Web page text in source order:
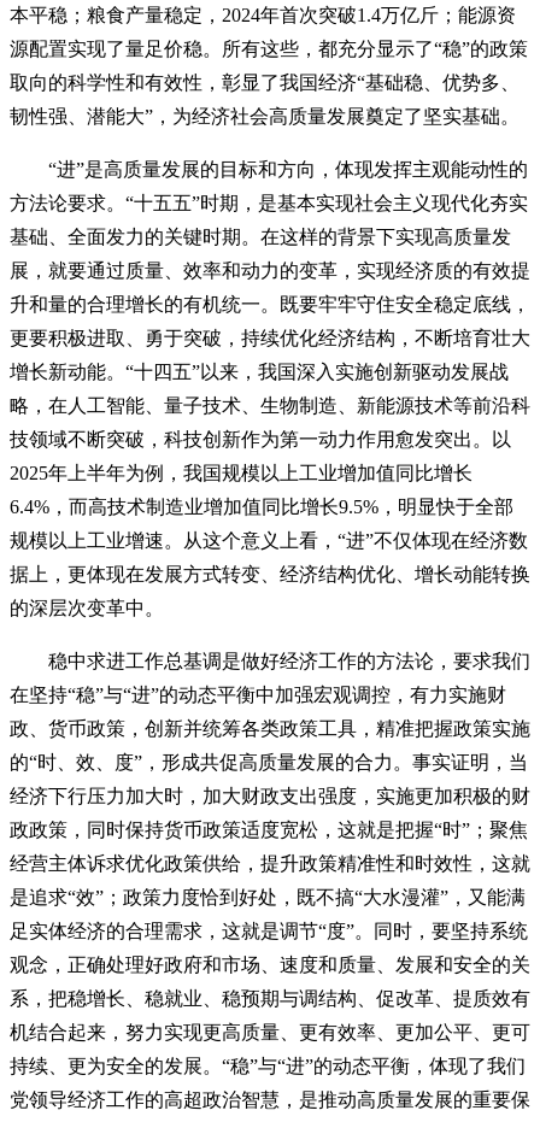
本平稳；粮食产量稳定，2024年首次突破1.4万亿斤；能源资
源配置实现了量足价稳。所有这些，都充分显示了“稳”的政策
取向的科学性和有效性，彰显了我国经济“基础稳、优势多、
韧性强、潜能大”，为经济社会高质量发展奠定了坚实基础。
“进”是高质量发展的目标和方向，体现发挥主观能动性的
方法论要求。“十五五”时期，是基本实现社会主义现代化夯实
基础、全面发力的关键时期。在这样的背景下实现高质量发
展，就要通过质量、效率和动力的变革，实现经济质的有效提
升和量的合理增长的有机统一。既要牢牢守住安全稳定底线，
更要积极进取、勇于突破，持续优化经济结构，不断培育壮大
增长新动能。“十四五”以来，我国深入实施创新驱动发展战
略，在人工智能、量子技术、生物制造、新能源技术等前沿科
技领域不断突破，科技创新作为第一动力作用愈发突出。以
2025年上半年为例，我国规模以上工业增加值同比增长
6.4%，而高技术制造业增加值同比增长9.5%，明显快于全部
规模以上工业增速。从这个意义上看，“进”不仅体现在经济数
据上，更体现在发展方式转变、经济结构优化、增长动能转换
的深层次变革中。
稳中求进工作总基调是做好经济工作的方法论，要求我们
在坚持“稳”与“进”的动态平衡中加强宏观调控，有力实施财
政、货币政策，创新并统筹各类政策工具，精准把握政策实施
的“时、效、度”，形成共促高质量发展的合力。事实证明，当
经济下行压力加大时，加大财政支出强度，实施更加积极的财
政政策，同时保持货币政策适度宽松，这就是把握“时”；聚焦
经营主体诉求优化政策供给，提升政策精准性和时效性，这就
是追求“效”；政策力度恰到好处，既不搞“大水漫灌”，又能满
足实体经济的合理需求，这就是调节“度”。同时，要坚持系统
观念，正确处理好政府和市场、速度和质量、发展和安全的关
系，把稳增长、稳就业、稳预期与调结构、促改革、提质效有
机结合起来，努力实现更高质量、更有效率、更加公平、更可
持续、更为安全的发展。“稳”与“进”的动态平衡，体现了我们
党领导经济工作的高超政治智慧，是推动高质量发展的重要保